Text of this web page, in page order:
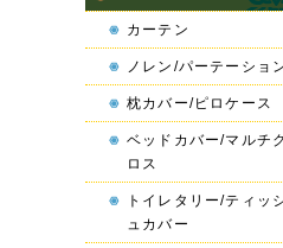
カーテン
ノレン/パーテーショ
枕カバー/ピロケース
ベッドカバー/マルチク
ロス
トイレタリー/ティッ
ュカバー